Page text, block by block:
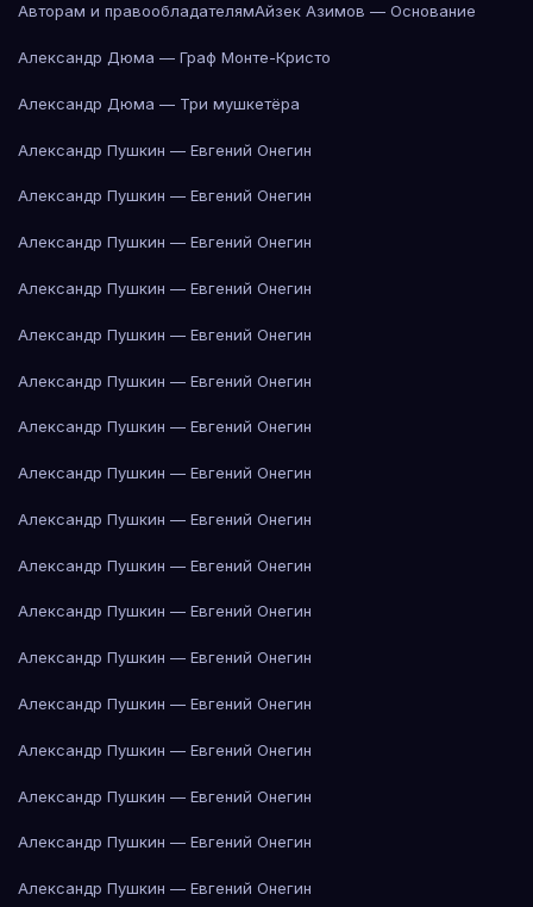
Авторам и правообладателямАйзек Азимов — Основание
Александр Дюма — Граф Монте-Кристо
Александр Дюма — Три мушкетёра
Александр Пушкин — Евгений Онегин
Александр Пушкин — Евгений Онегин
Александр Пушкин — Евгений Онегин
Александр Пушкин — Евгений Онегин
Александр Пушкин — Евгений Онегин
Александр Пушкин — Евгений Онегин
Александр Пушкин — Евгений Онегин
Александр Пушкин — Евгений Онегин
Александр Пушкин — Евгений Онегин
Александр Пушкин — Евгений Онегин
Александр Пушкин — Евгений Онегин
Александр Пушкин — Евгений Онегин
Александр Пушкин — Евгений Онегин
Александр Пушкин — Евгений Онегин
Александр Пушкин — Евгений Онегин
Александр Пушкин — Евгений Онегин
Александр Пушкин — Евгений Онегин